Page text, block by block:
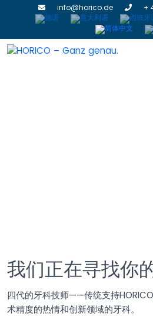
info@horico.de +
我们正在寻找你
四代的牙科技师——传统支持
术精度的热情和创新领域的牙科。